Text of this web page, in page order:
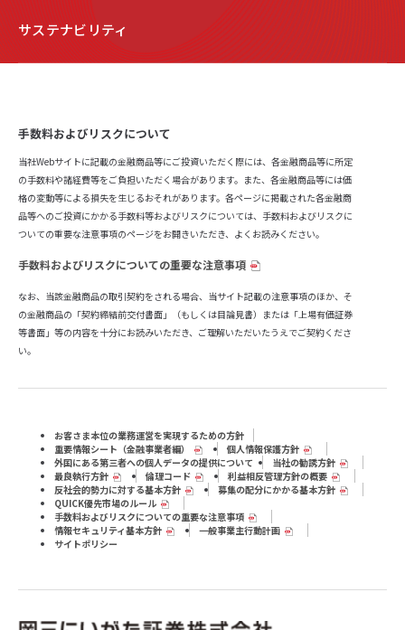
サステナビリティ
手数料およびリスクについて
当社Webサイトに記載の金融商品等にご投資いただく際には、各金融商品等に所定
の手数料や諸経費等をご負担いただく場合があります。また、各金融商品等には価
格の変動等による損失を生じるおそれがあります。各ページに掲載された各金融商
品等へのご投資にかかる手数料等およびリスクについては、手数料およびリスクに
ついての重要な注意事項のページをお開きいただき、よくお読みください。
手数料およびリスクについての重要な注意事項
なお、当該金融商品の取引契約をされる場合、当サイト記載の注意事項のほか、そ
の金融商品の「契約締結前交付書面」（もしくは目論見書）または「上場有価証券
等書面」等の内容を十分にお読みいただき、ご理解いただいたうえでご契約くださ
い。
お客さま本位の業務運営を実現するための方針
重要情報シート（⾦融事業者編）
個人情報保護方針
外国にある第三者への個人データの提供について
当社の勧誘方針
最良執行方針
倫理コード
利益相反管理方針の概要
反社会的勢力に対する基本方針
募集の配分にかかる基本方針
QUICK優先市場のルール
手数料およびリスクについての重要な注意事項
情報セキュリティ基本方針
一般事業主行動計画
サイトポリシー